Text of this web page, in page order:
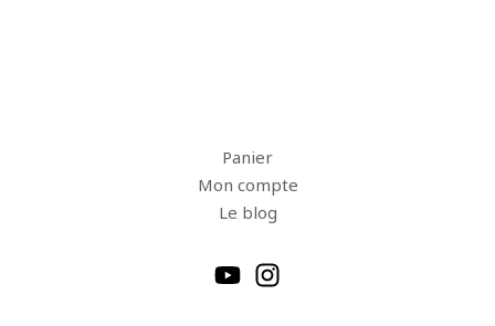
Panier
Mon compte
Le blog